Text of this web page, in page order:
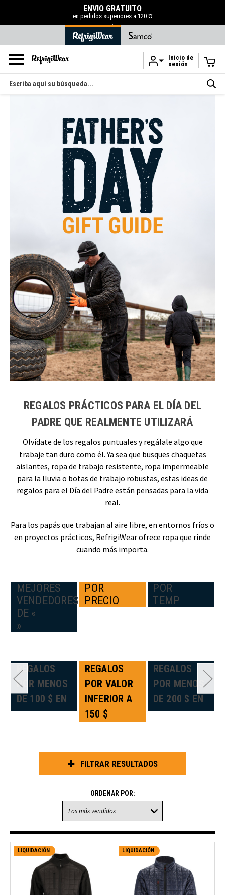
Ir al contenido principal
ENVÍO GRATUITO
en pedidos superiores a 120 ¤
.
Inicio de
sesión
Buscar
en
REGALOS PRÁCTICOS PARA EL DÍA DEL
PADRE QUE REALMENTE UTILIZARÁ
Olvídate de los regalos puntuales y regálale algo que
trabaje tan duro como él. Ya sea que busques chaquetas
aislantes, ropa de trabajo resistente, ropa impermeable
para la lluvia o botas de trabajo robustas, estas ideas de
regalos para el Día del Padre están pensadas para la vida
real.
Para los papás que trabajan al aire libre, en entornos fríos o
en proyectos prácticos, RefrigiWear ofrece ropa que rinde
cuando más importa.
MEJORES
VENDEDORES
DE «
»
POR
PRECIO
POR
TEMP
REGALOS
POR MENOS
DE 100 $ EN
REGALOS
POR VALOR
INFERIOR A
150 $
REGALOS
POR MENOS
DE 200 $ EN
FILTRAR RESULTADOS
ORDENAR POR:
LIQUIDACIÓN LIQUIDACIÓN